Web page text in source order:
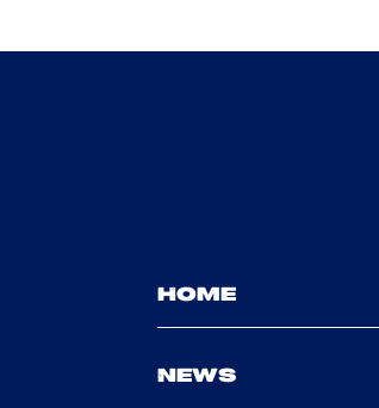
HOME
NEWS